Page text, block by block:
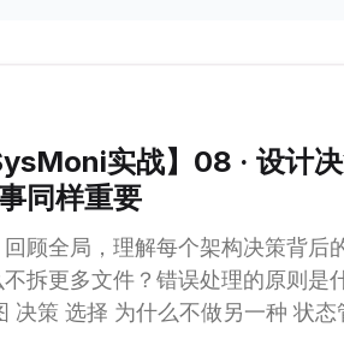
实战】08 · 设计
同样重要
顾全局，理解每个架构决策背后
拆更多文件？错误处理的原则是